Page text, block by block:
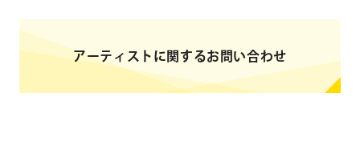
アーティストに関するお問い合わせ